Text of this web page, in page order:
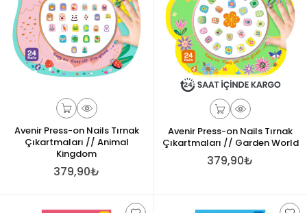
Avenir Press-on Nails Tırnak
Çıkartmaları // Animal
Kingdom
379,90₺
Avenir Press-on Nails Tırnak
Çıkartmaları // Garden World
379,90₺